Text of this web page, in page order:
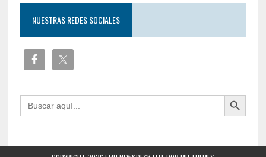
NUESTRAS REDES SOCIALES
Buscar: Botón de búsqueda